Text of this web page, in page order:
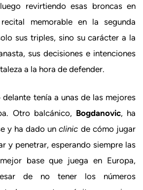
revirtiendo esas broncas en
memorable en la segunda
sus triples, sino su carácter a la
sus decisiones e intenciones
a la hora de defender.
tenía a unas de las mejores
Otro balcánico, Bogdanovic, ha
y ha dado unclinic de cómo jugar
y penetrar, esperando siempre las
base que juega en Europa,
de no tener los números